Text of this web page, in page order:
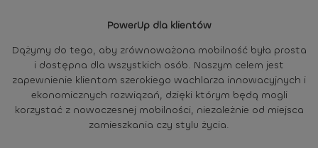
PowerUp dla klientów
Dążymy do tego, aby zrównoważona mobilność była prosta
i dostępna dla wszystkich osób. Naszym celem jest
zapewnienie klientom szerokiego wachlarza innowacyjnych i
ekonomicznych rozwiązań, dzięki którym będą mogli
korzystać z nowoczesnej mobilności, niezależnie od miejsca
zamieszkania czy stylu życia.